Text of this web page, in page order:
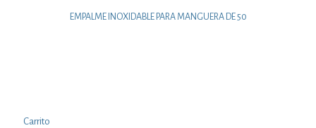
EMPALME INOXIDABLE PARA MANGUERA DE 50
Carrito